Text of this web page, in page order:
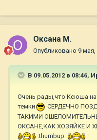
Оксана М.
Опубликовано 9 мая,
В 09.05.2012 в 08:46,
Очень рады,что Ксюша
темки
СЕРДЕЧНО
ТАКИМИ
ОКСАНЕ,КАК ХОЗЯЙКЕ И
:thumbup: